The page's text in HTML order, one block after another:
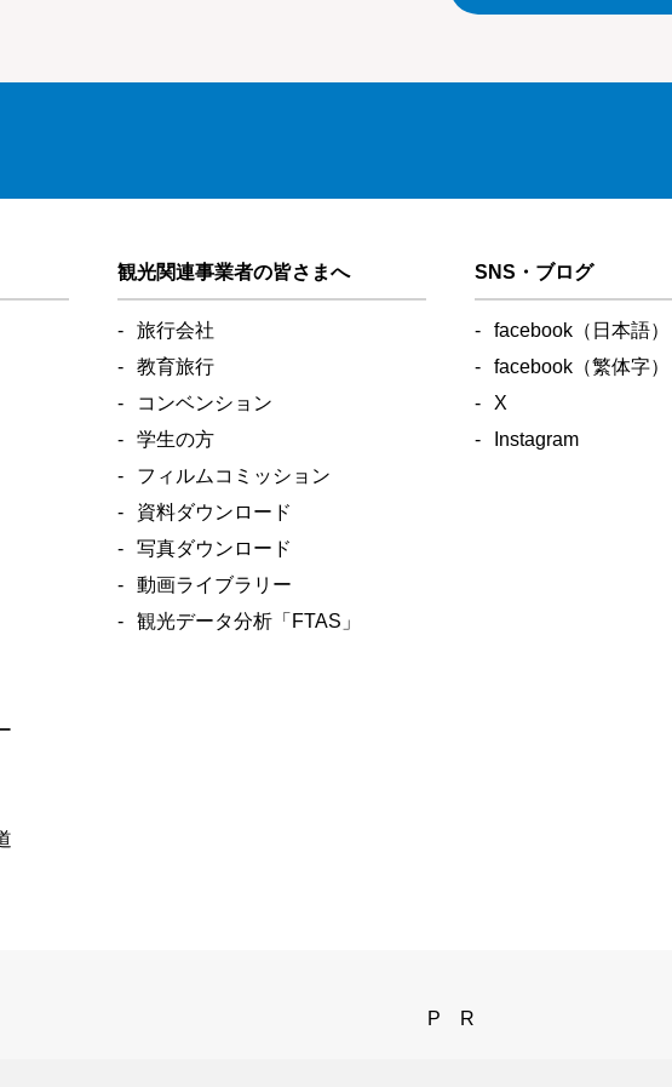
観光関連事業者の皆さまへ
旅行会社
教育旅行
コンベンション
学生の方
フィルムコミッション
資料ダウンロード
写真ダウンロード
動画ライブラリー
観光データ分析 「FTAS」
SNS・ブログ
facebook（日本語）
facebook（繁体字）
X
Instagram
PR